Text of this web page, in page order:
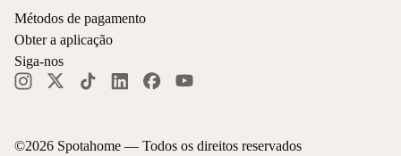
©2026 Spotahome — Todos os direitos reservados
Métodos de pagamento
Obter a aplicação
Siga-nos